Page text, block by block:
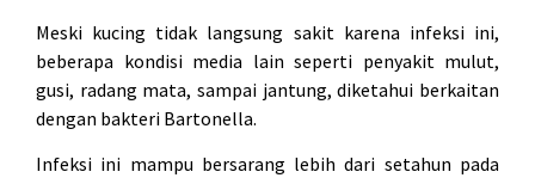
Meski kucing tidak langsung sakit karena infeksi ini,
beberapa kondisi media lain seperti penyakit mulut,
gusi, radang mata, sampai jantung, diketahui berkaitan
dengan bakteri Bartonella.
Infeksi ini mampu bersarang lebih dari setahun pada